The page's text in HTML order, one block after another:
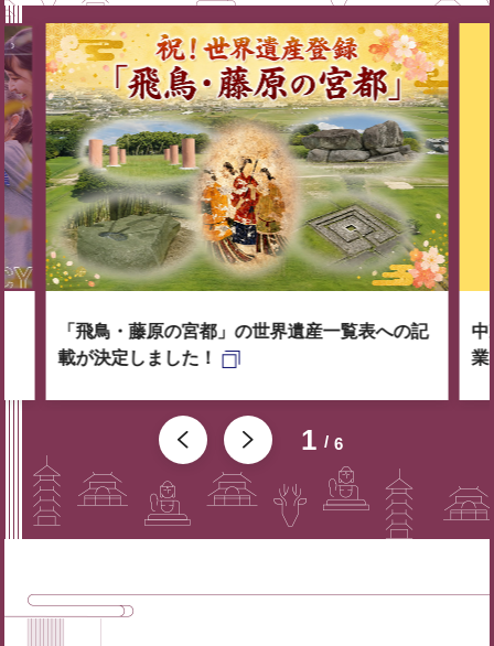
1 6
「飛鳥・藤原の宮都」の世界遺産一覧表への記
載が決定しました！
中
業